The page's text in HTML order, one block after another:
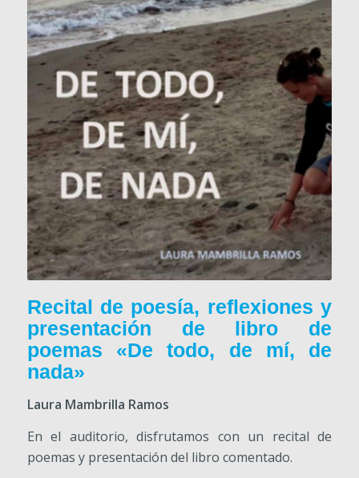
Recital de poesía, reflexiones y
presentación de libro de
poemas «De todo, de mí, de
nada»
Laura Mambrilla Ramos
En el auditorio, disfrutamos con un recital de
poemas y presentación del libro comentado.